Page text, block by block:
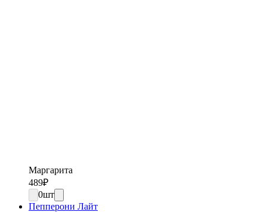
Маргарита
489₽
0шт
Пепперони Лайт